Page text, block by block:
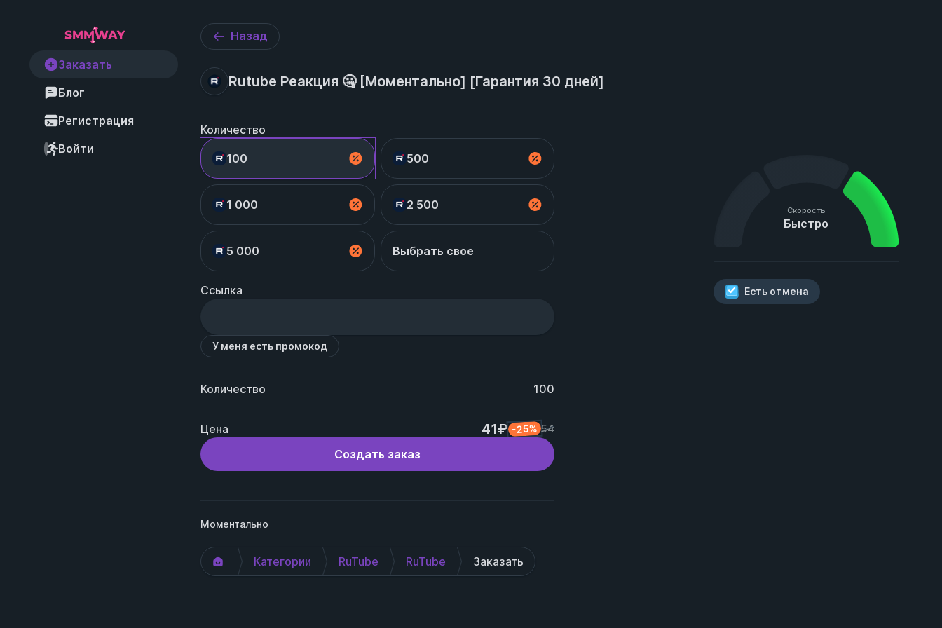
Заказать
Блог
Регистрация
Войти
Назад
Rutube Реакция 🤐 [Моментально] [Гарантия 30 дней]
Количество
100 500
1 000 2 500
5 000 Выбрать свое
Ссылка
У меня есть промокод
Количество 100
Цена 41₽ -25% 54
Создать заказ
Моментально
Скорость
Быстро
Есть отмена
Категории RuTube RuTube Заказать